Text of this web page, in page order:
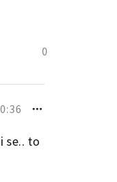
0
se.. to